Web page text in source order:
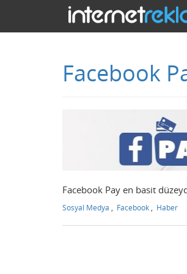
Facebook
Facebook Pay en basit
Sosyal Medya Facebook Haber